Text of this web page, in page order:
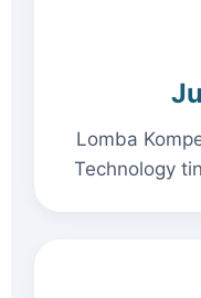
Lomba
Technology